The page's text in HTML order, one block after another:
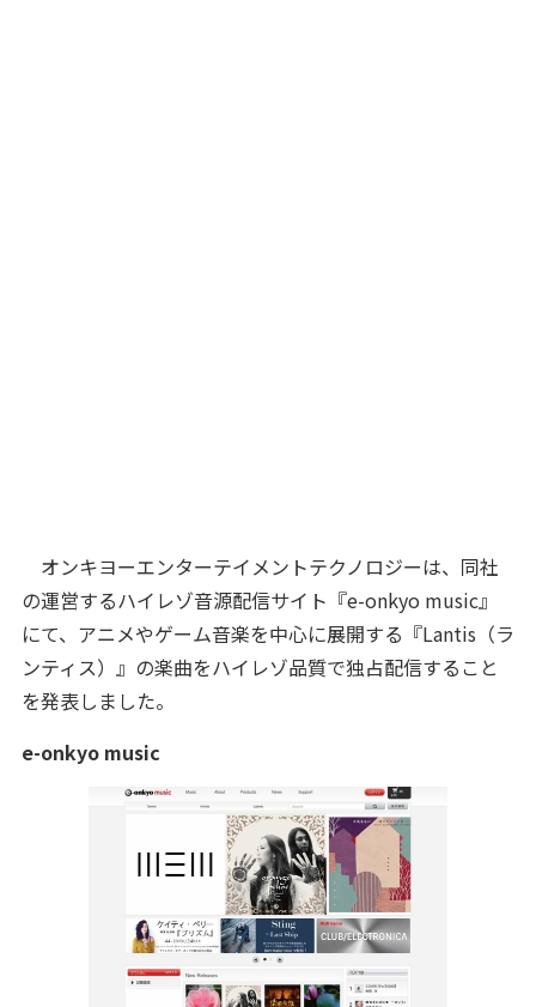
オンキヨーエンターテイメントテクノロジーは、同社
の運営するハイレゾ音源配信サイト『e-onkyo music』
にて、アニメやゲーム音楽を中心に展開する『Lantis（ラ
ンティス）』の楽曲をハイレゾ品質で独占配信すること
を発表しました。
e-onkyo music